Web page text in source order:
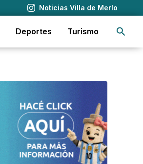
Noticias Villa de Merlo
Deportes Turismo